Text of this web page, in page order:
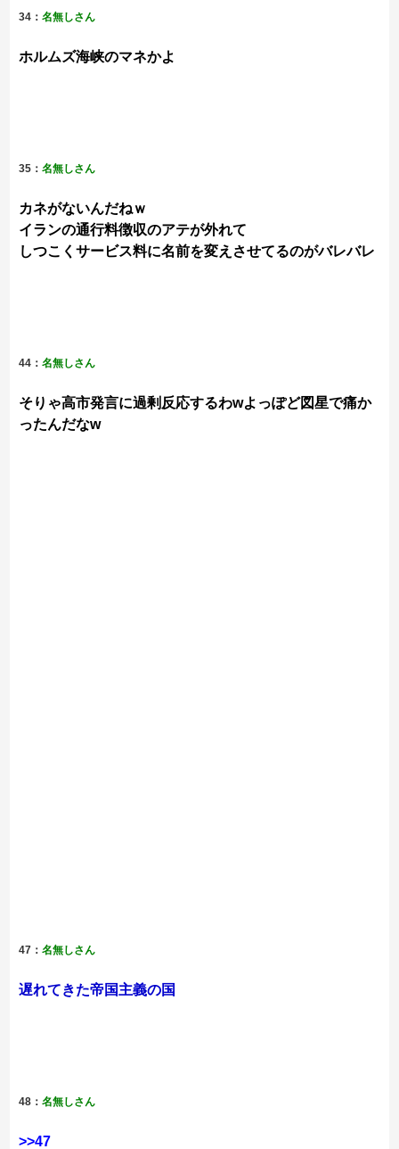
34：名無しさん
ホルムズ海峡のマネかよ
35：名無しさん
カネがないんだねｗ
イランの通行料徴収のアテが外れて
しつこくサービス料に名前を変えさせてるのがバレバレ
44：名無しさん
そりゃ高市発言に過剰反応するわwよっぽど図星で痛か
ったんだなw
47：名無しさん
遅れてきた帝国主義の国
48：名無しさん
>>47